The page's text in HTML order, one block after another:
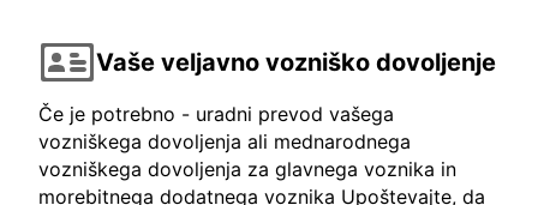
Vaše veljavno vozniško dovoljenje
Če je potrebno - uradni prevod vašega
vozniškega dovoljenja ali mednarodnega
vozniškega dovoljenja za glavnega voznika in
morebitnega dodatnega voznika Upoštevajte, da